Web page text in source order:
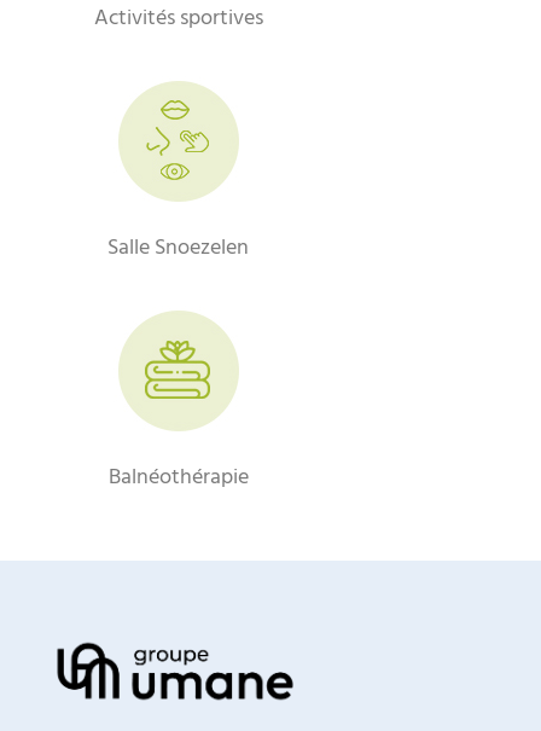
Activités sportives
Salle Snoezelen
Balnéothérapie